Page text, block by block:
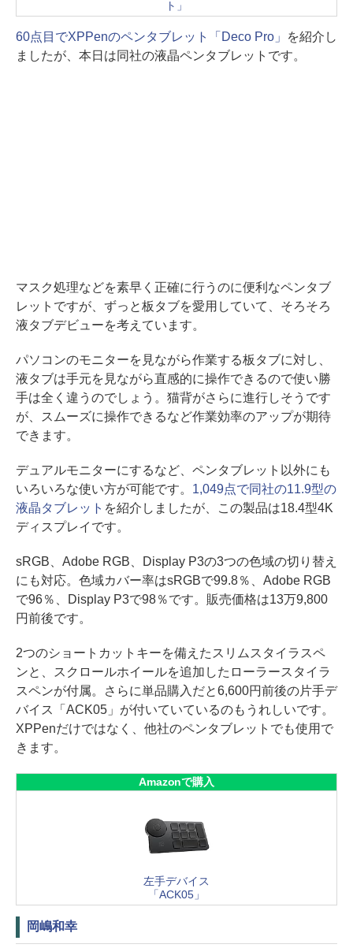
ト」
60点目でXPPenのペンタブレット「Deco Pro」
を紹介し
ましたが、本日は同社の液晶ペンタブレットです。
マスク処理などを素早く正確に行うのに便利なペンタブ
レットですが、ずっと板タブを愛用していて、そろそろ
液タブデビューを考えています。
パソコンのモニターを見ながら作業する板タブに対し、
液タブは手元を見ながら直感的に操作できるので使い勝
手は全く違うのでしょう。猫背がさらに進行しそうです
が、スムーズに操作できるなど作業効率のアップが期待
できます。
デュアルモニターにするなど、ペンタブレット以外にも
いろいろな使い方が可能です。 1,049点で同社の11.9型の
液晶タブレット を紹介しましたが、この製品は18.4型4K
ディスプレイです。
sRGB、Adobe RGB、Display P3の3つの色域の切り替え
にも対応。色域カバー率はsRGBで99.8％、Adobe RGB
で96％、Display P3で98％です。販売価格は13万9,800
円前後です。
2つのショートカットキーを備えたスリムスタイラスペ
ンと、スクロールホイールを追加したローラースタイラ
スペンが付属。さらに単品購入だと6,600円前後の片手デ
バイス「ACK05」が付いていているのもうれしいです。
XPPenだけではなく、他社のペンタブレットでも使用で
きます。
Amazonで購入
左手デバイス
「ACK05」
岡嶋和幸